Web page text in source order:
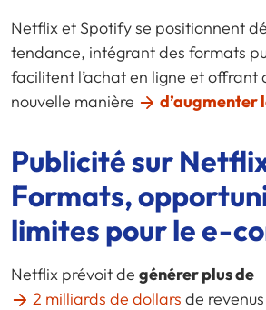
Netflix et Spotify se positionnent
tendance, intégrant des formats
facilitent l’achat en ligne et offrant
nouvelle manière
d’augmenter
Publicité sur
Formats,
limites pour lee-
Netflix prévoit de générer plus de
2 milliards de dollars de